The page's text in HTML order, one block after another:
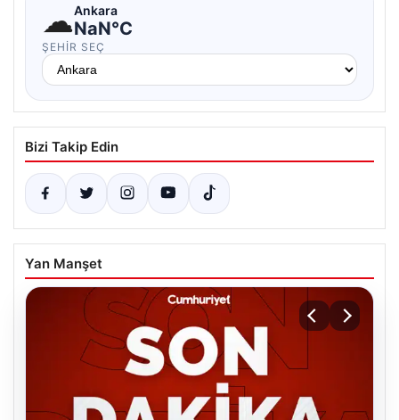
☁Ankara
NaN°C
ŞEHIR SEÇ
Bizi Takip Edin
Yan Manşet